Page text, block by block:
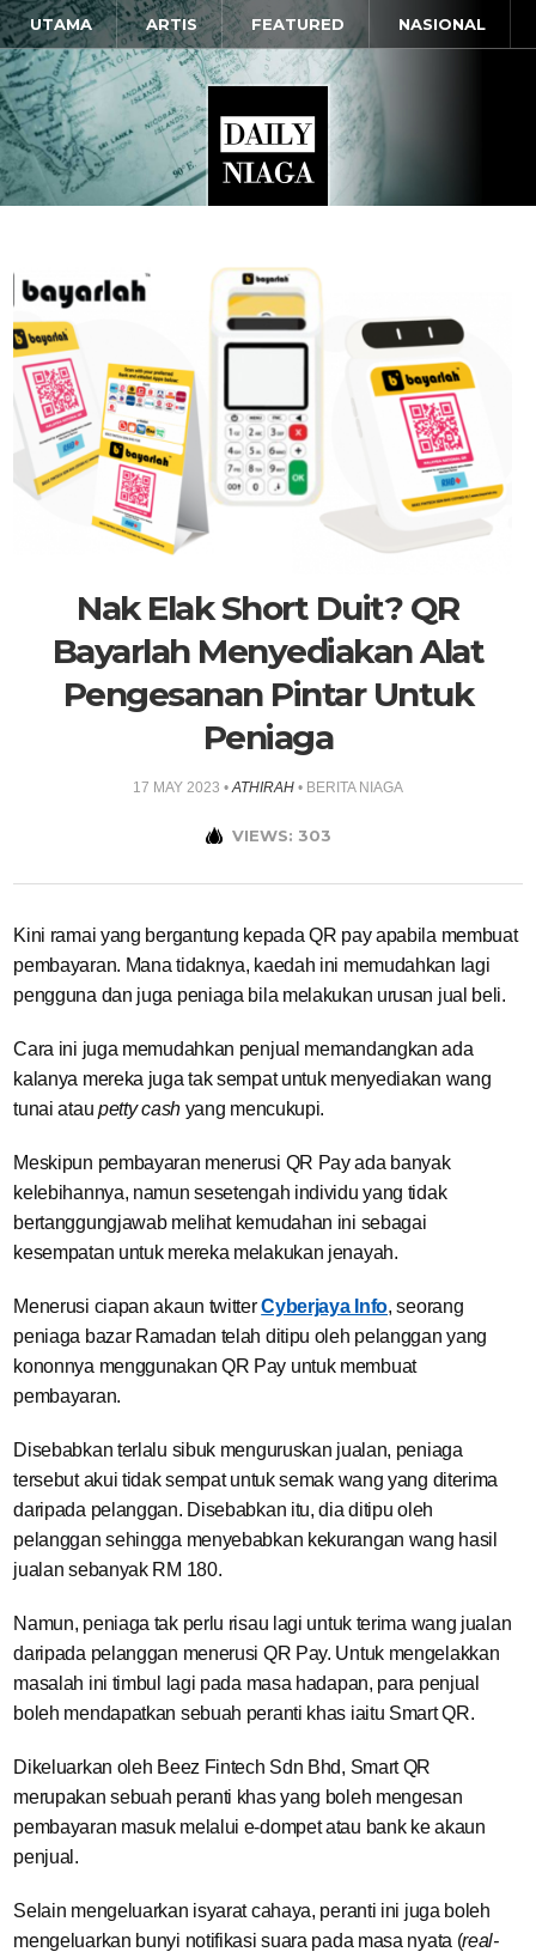
UTAMA ARTIS FEATURED NASIONAL
Nak Elak Short Duit? QR
Bayarlah Menyediakan Alat
Pengesanan Pintar Untuk
Peniaga
17 MAY 2023 • ATHIRAH • BERITA NIAGA
VIEWS: 303
Kini ramai yang bergantung kepada QR pay apabila membuat
pembayaran. Mana tidaknya, kaedah ini memudahkan lagi
pengguna dan juga peniaga bila melakukan urusan jual beli.
Cara ini juga memudahkan penjual memandangkan ada
kalanya mereka juga tak sempat untuk menyediakan wang
tunai atau petty cashyang mencukupi.
Meskipun pembayaran menerusi QR Pay ada banyak
kelebihannya, namun sesetengah individu yang tidak
bertanggungjawab melihat kemudahan ini sebagai
kesempatan untuk mereka melakukan jenayah.
Menerusi ciapan akaun twitterCyberjaya Info, seorang
peniaga bazar Ramadan telah ditipu oleh pelanggan yang
kononnya menggunakan QR Pay untuk membuat
pembayaran.
Disebabkan terlalu sibuk menguruskan jualan, peniaga
tersebut akui tidak sempat untuk semak wang yang diterima
daripada pelanggan. Disebabkan itu, dia ditipu oleh
pelanggan sehingga menyebabkan kekurangan wang hasil
jualan sebanyak RM 180.
Namun, peniaga tak perlu risau lagi untuk terima wang jualan
daripada pelanggan menerusi QR Pay. Untuk mengelakkan
masalah ini timbul lagi pada masa hadapan, para penjual
boleh mendapatkan sebuah peranti khas iaitu Smart QR.
Dikeluarkan oleh Beez Fintech Sdn Bhd, Smart QR
merupakan sebuah peranti khas yang boleh mengesan
pembayaran masuk melalui e-dompet atau bank ke akaun
penjual.
Selain mengeluarkan isyarat cahaya, peranti ini juga boleh
mengeluarkan bunyi notifikasi suara pada masa nyata (real-